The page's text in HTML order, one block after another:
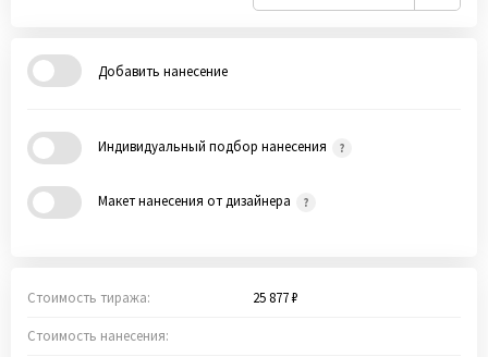
Добавить нанесение
Индивидуальный подбор нанесения
Макет нанесения от дизайнера
Стоимость тиража: 25 877 ₽
Стоимость нанесения: